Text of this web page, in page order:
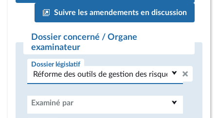
Suivre les amendements en discussion
Dossier concerné / Organe
examinateur
Dossier législatif
Examiné par